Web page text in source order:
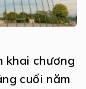
cuối năm